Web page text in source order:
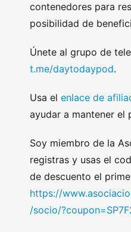
contenedores para
posibilidad de
Únete al grupo de
t.me/daytodaypod.
Usa el enlace de
ayudar a mantener el
Soy miembro de la
registras y usas el
de descuento el
https://
/socio/